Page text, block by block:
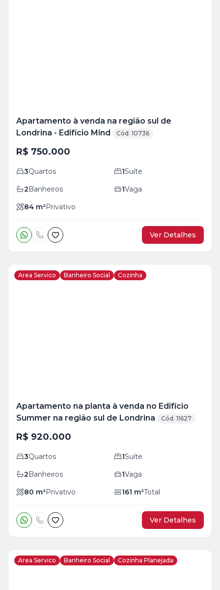
Apartamento à venda na região sul de
Londrina - Edifício Mind
Cód. 10736
R$ 750.000
3Quartos 1Suíte
2Banheiros 1Vaga
84 m²Privativo
Ver Detalhes
Area Servico Banheiro Social Cozinha
Apartamento na planta à venda no Edifício
Summer na região sul de Londrina
Cód. 11627
R$ 920.000
3Quartos 1Suíte
2Banheiros 1Vaga
80 m²Privativo 161 m²Total
Ver Detalhes
Area Servico Banheiro Social Cozinha Planejada